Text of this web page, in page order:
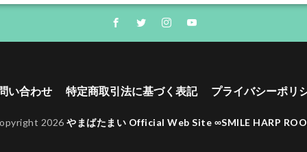
い合わせ 特定商取引法に基づく表記 プライバシーポリ
2026 やまばたまい Official Web Site ∞SMILE HARP